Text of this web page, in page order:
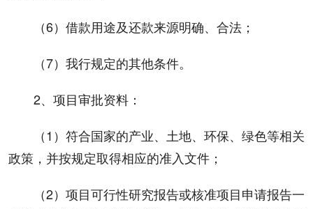
（6）借款用途及还款来源明确、合法；
（7）我行规定的其他条件。
2、项目审批资料：
（1）符合国家的产业、土地、环保、绿色等相关
政策，并按规定取得相应的准入文件；
（2）项目可行性研究报告或核准项目申请报告一